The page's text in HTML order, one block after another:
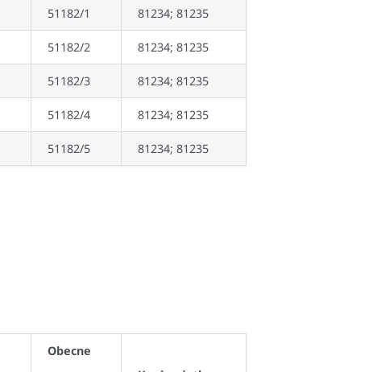
51182/1 81234; 81235
51182/2 81234; 81235
51182/3 81234; 81235
51182/4 81234; 81235
51182/5 81234; 81235
Obecne